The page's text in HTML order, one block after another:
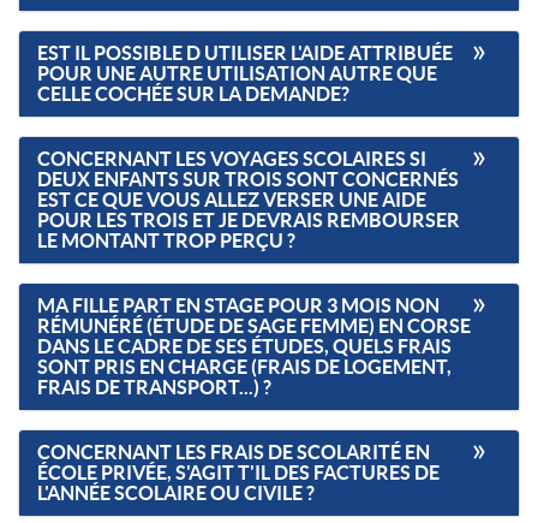
EST IL POSSIBLE D UTILISER L'AIDE ATTRIBUÉE
POUR UNE AUTRE UTILISATION AUTRE QUE
CELLE COCHÉE SUR LA DEMANDE?
CONCERNANT LES VOYAGES SCOLAIRES SI
DEUX ENFANTS SUR TROIS SONT CONCERNÉS
EST CE QUE VOUS ALLEZ VERSER UNE AIDE
POUR LES TROIS ET JE DEVRAIS REMBOURSER
LE MONTANT TROP PERÇU ?
MA FILLE PART EN STAGE POUR 3 MOIS NON
RÉMUNÉRÉ (ÉTUDE DE SAGE FEMME) EN CORSE
DANS LE CADRE DE SES ÉTUDES, QUELS FRAIS
SONT PRIS EN CHARGE (FRAIS DE LOGEMENT,
FRAIS DE TRANSPORT...) ?
CONCERNANT LES FRAIS DE SCOLARITÉ EN
ÉCOLE PRIVÉE, S'AGIT T'IL DES FACTURES DE
L'ANNÉE SCOLAIRE OU CIVILE ?